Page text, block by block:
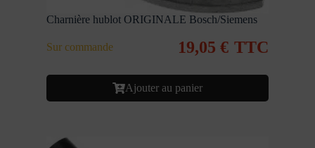
Charnière hublot ORIGINALE Bosch/Siemens
Sur commande 19,05 € TTC
Ajouter au panier